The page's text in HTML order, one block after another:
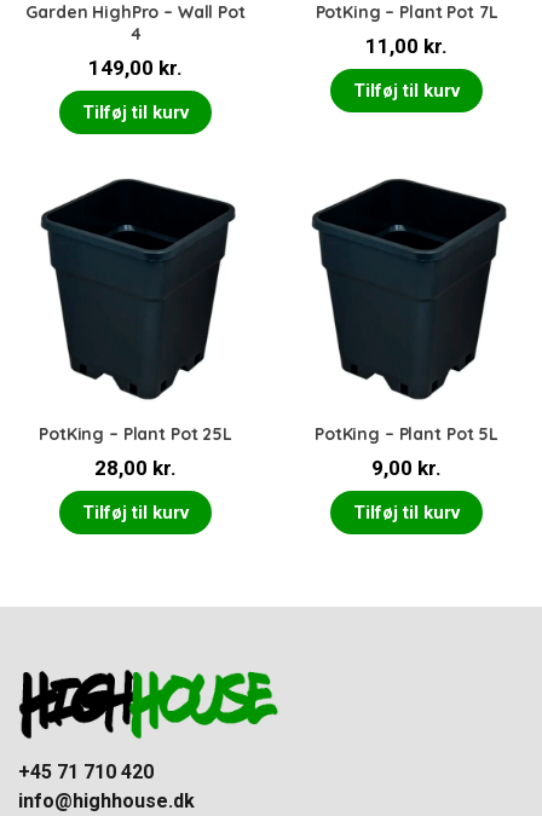
Garden HighPro – Wall Pot
4
149,00 kr.
Tilføj til kurv
PotKing – Plant Pot 7L
11,00 kr.
Tilføj til kurv
PotKing – Plant Pot 25L
28,00 kr.
Tilføj til kurv
PotKing – Plant Pot 5L
9,00 kr.
Tilføj til kurv
+45 71 710 420
info@highhouse.dk